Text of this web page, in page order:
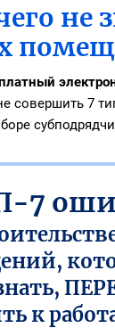
не
совершить 7
7
к